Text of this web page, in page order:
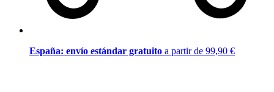
España: envío estándar gratuito a partir de 99,90 €